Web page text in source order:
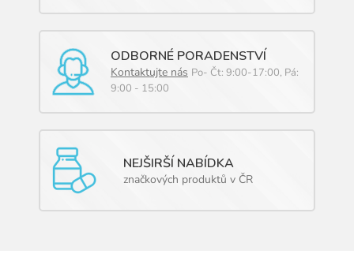
ODBORNÉ PORADENSTVÍ
Kontaktujte nás Po- Čt: 9:00-17:00, Pá:
9:00 - 15:00
NEJŠIRŠÍ NABÍDKA
značkových produktů v ČR